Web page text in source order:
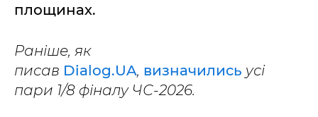
площинах.
Раніше, як
писав Dialog.UA, визначились усі
пари 1/8 фіналу ЧС-2026.